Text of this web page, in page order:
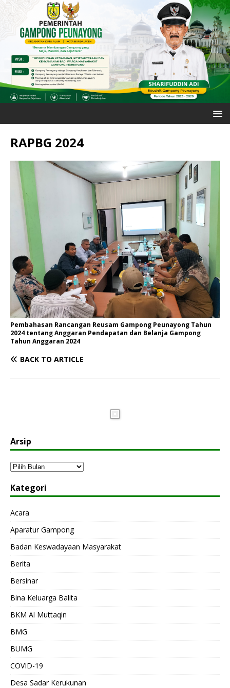
RAPBG 2024
Pembahasan Rancangan Reusam Gampong Peunayong Tahun
2024 tentang Anggaran Pendapatan dan Belanja Gampong
Tahun Anggaran 2024
BACK TO ARTICLE
Arsip
Kategori
Acara
Aparatur Gampong
Badan Keswadayaan Masyarakat
Berita
Bersinar
Bina Keluarga Balita
BKM Al Muttaqin
BMG
BUMG
COVID-19
Desa Sadar Kerukunan